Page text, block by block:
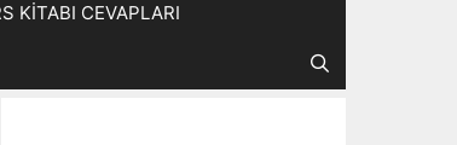
KİTABI CEVAPLARI